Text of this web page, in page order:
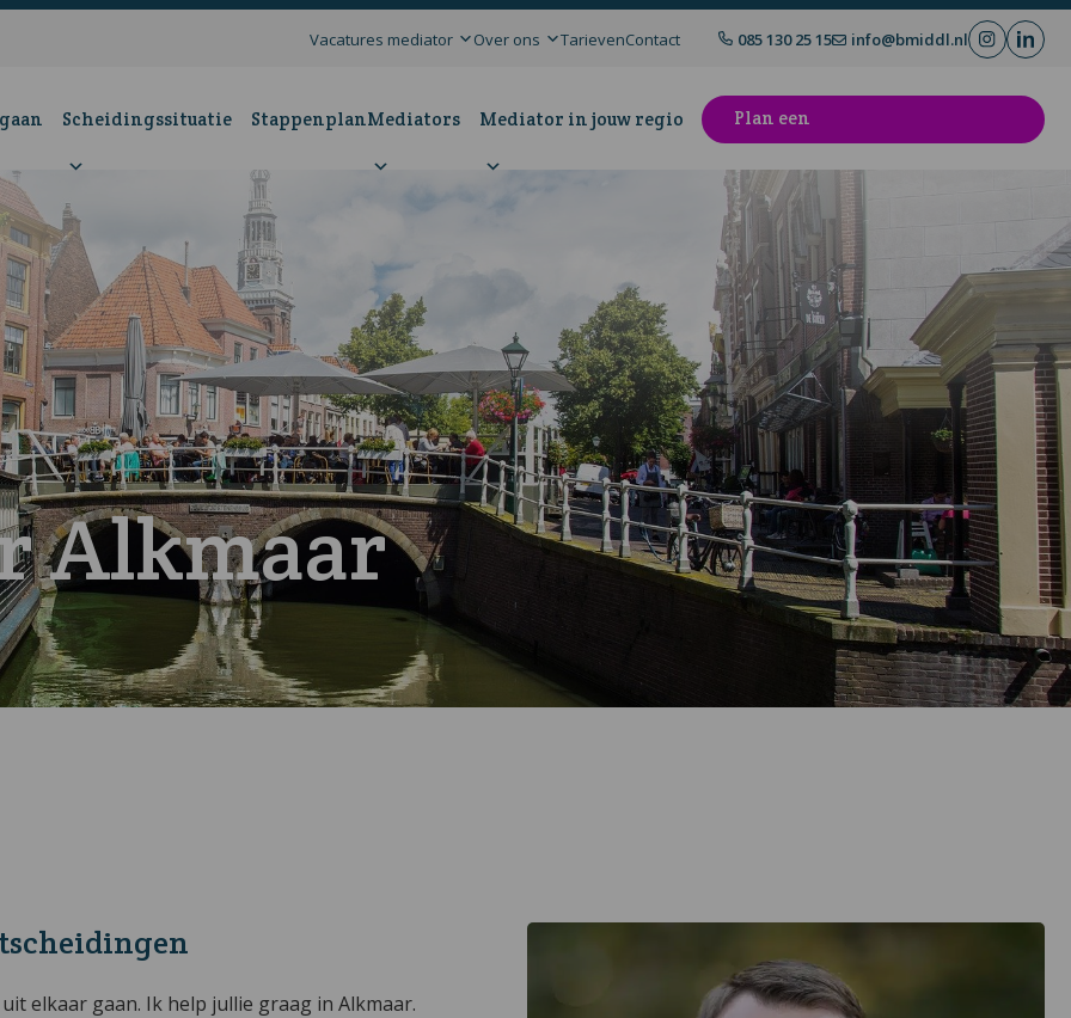
Vacatures mediator Over ons TarievenContact 085 130 25 15 info@bmiddl.nl
Scheidingssituatie StappenplanMediators Mediator in jouw regio
Plan een
kennismakingsgesprek
Alkmaar
elkaar gaan. Ik help jullie graag in Alkmaar.